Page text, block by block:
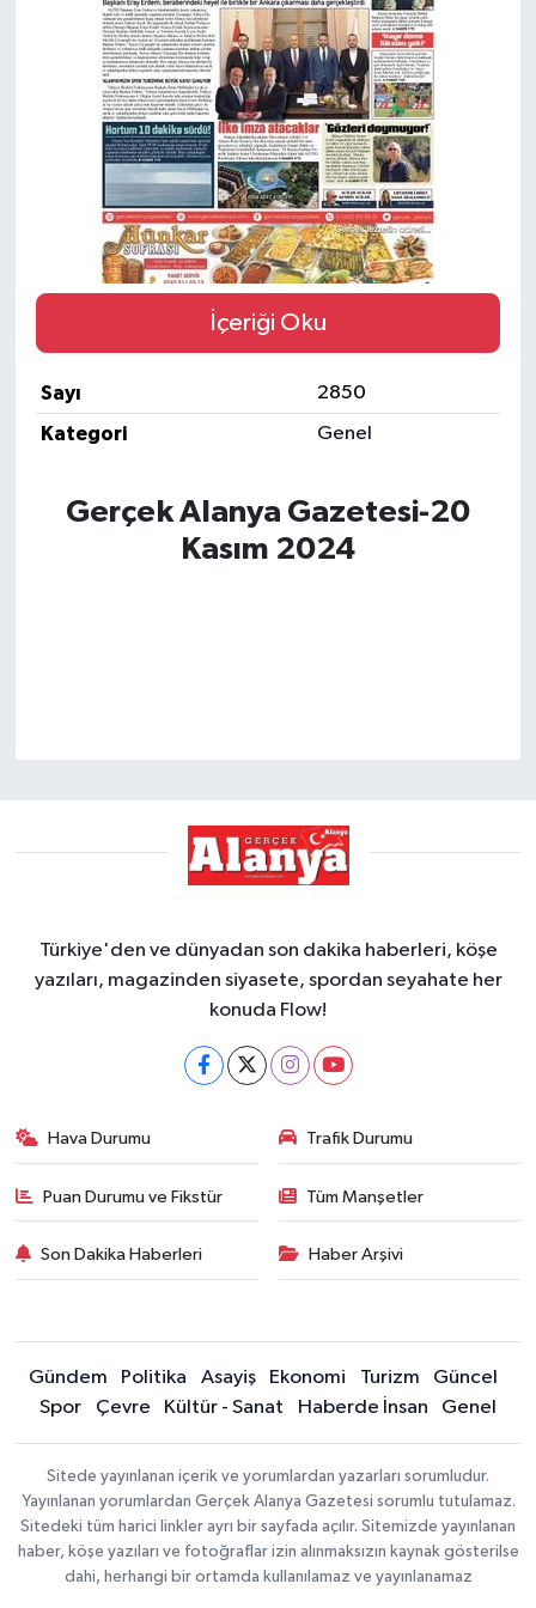
İçeriği Oku
Sayı
2850
Kategori
Genel
Gerçek Alanya Gazetesi-20
Kasım 2024
Türkiye'den ve dünyadan son dakika haberleri, köşe
yazıları, magazinden siyasete, spordan seyahate her
konuda Flow!
Hava Durumu Trafik Durumu
Puan Durumu ve Fikstür Tüm Manşetler
Son Dakika Haberleri Haber Arşivi
Gündem Politika Asayiş Ekonomi Turizm
Güncel
Spor
Çevre Kültür - Sanat Haberde İnsan Genel
Sitede yayınlanan içerik ve yorumlardan yazarları sorumludur.
Yayınlanan yorumlardan Gerçek Alanya Gazetesi sorumlu tutulamaz.
Sitedeki tüm harici linkler ayrı bir sayfada açılır. Sitemizde yayınlanan
haber, köşe yazıları ve fotoğraflar izin alınmaksızın kaynak gösterilse
dahi, herhangi bir ortamda kullanılamaz ve yayınlanamaz
Gizlilik İlkeleri - Privacy Policy
Güncel
Gündem
Politika
Spor